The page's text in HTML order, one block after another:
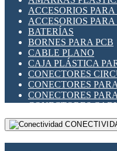
INDICADORES
INTERFACES DE
INTERRUPTORES
LLAVES
MEDIDORES DE
MOTORES PASO A
PANTALLAS HMI
PLC -
RELÉS DE
SENSORES
ACCESORIOS
ACCESORIOS
BATERÍAS
BORNES PARA PCB
CABLE PLANO
CAJA PLÁSTICA
CONECTORES
CONECTORES
CONECTORES
CONECTORES
CONECTORES PCB
DIP SWITCHES